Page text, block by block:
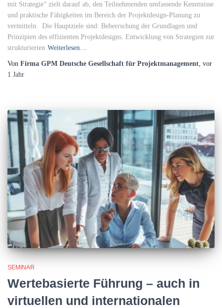
mit Strategie“ zielt darauf ab, den Teilnehmenden umfassende Kenntnisse
und praktische Fähigkeiten im Bereich der Projektdesign-Planung zu
vermitteln. Die Hauptziele sind: Beherrschung der Grundlagen und
Prinzipien des effizienten Projektdesigns. Entwicklung von Strategien zur
strukturierten Weiterlesen…
Von Firma GPM Deutsche Gesellschaft für Projektmanagement, vor
1 Jahr
SEMINAR
Wertebasierte Führung – auch in
virtuellen und internationalen